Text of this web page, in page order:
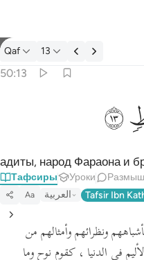
Тафсир: Qaf 50:13
Qaf 13
50:13
وَفِرْعَوْنُ وَإِخْوَٰنُ لُوطٍۢ ١٣
ﲷ
адиты, народ Фараона и
Тафсиры Уроки
Aa العربية Tafsir Ibn
ونظرائهم وأمثالهم من
في الدنيا ، كقوم نوح وما